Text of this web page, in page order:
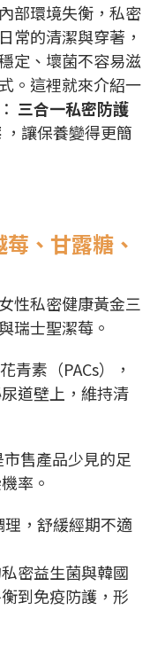
部環境失衡，私密
常的清潔與穿著，
定、壞菌不容易滋
。這裡就來介紹一
三合一私密防護
，讓保養變得更簡
、甘露糖、
性私密健康黃金三
瑞士聖潔莓。
青素（PACs），
道壁上，維持清
售產品少見的足
率。
，舒緩經期不適
密益生菌與韓國
到免疫防護，形